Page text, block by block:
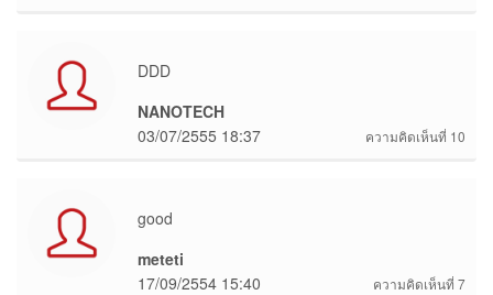
DDD
NANOTECH
ความคิดเห็นที่ 10
03/07/2555 18:37
good
meteti
ความคิดเห็นที่ 7
17/09/2554 15:40